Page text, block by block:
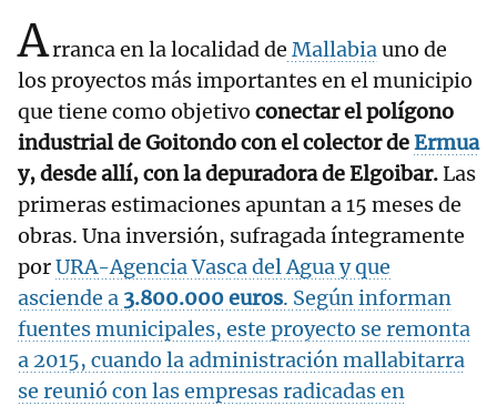
Arranca en la localidad de Mallabiauno de
los proyectos más importantes en el municipio
que tiene como objetivo conectar el polígono
industrial de Goitondo con el colector deErmua
y, desde allí, con la depuradora de Elgoibar.Las
primeras estimaciones apuntan a 15 meses de
obras. Una inversión, sufragada íntegramente
porURA-Agencia Vasca del Agua y que
asciende a 3.800.000 euros. Según informan
fuentes municipales, este proyecto se remonta
a 2015, cuando la administración mallabitarra
se reunió con las empresas radicadas en